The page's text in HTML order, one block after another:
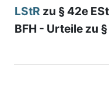
LStR zu § 42e
BFH - Urteile zu